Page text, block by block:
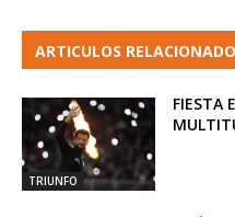
ARTICULOS
TRIUNFO
FIESTA